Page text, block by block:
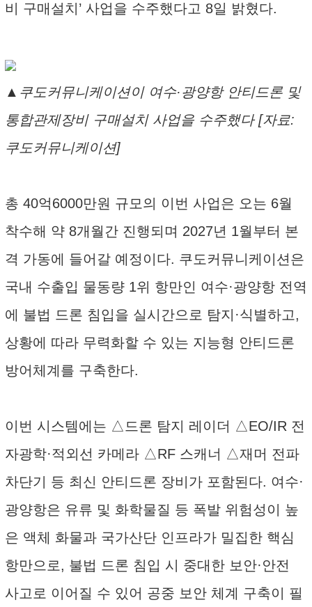
비 구매설치’ 사업을 수주했다고 8일 밝혔다.
▲쿠도커뮤니케이션이 여수·광양항 안티드론 및
통합관제장비 구매설치 사업을 수주했다 [자료:
쿠도커뮤니케이션]
총 40억6000만원 규모의 이번 사업은 오는 6월
착수해 약 8개월간 진행되며 2027년 1월부터 본
격 가동에 들어갈 예정이다. 쿠도커뮤니케이션은
국내 수출입 물동량 1위 항만인 여수·광양항 전역
에 불법 드론 침입을 실시간으로 탐지·식별하고,
상황에 따라 무력화할 수 있는 지능형 안티드론
방어체계를 구축한다.
이번 시스템에는 △드론 탐지 레이더 △EO/IR 전
자광학·적외선 카메라 △RF 스캐너 △재머 전파
차단기 등 최신 안티드론 장비가 포함된다. 여수·
광양항은 유류 및 화학물질 등 폭발 위험성이 높
은 액체 화물과 국가산단 인프라가 밀집한 핵심
항만으로, 불법 드론 침입 시 중대한 보안·안전
사고로 이어질 수 있어 공중 보안 체계 구축이 필